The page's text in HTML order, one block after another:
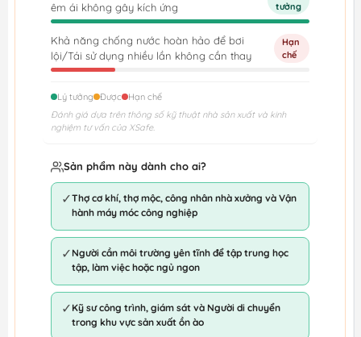
êm ái không gây kích ứng
tưởng
Khả năng chống nước hoàn hảo để bơi
lội/Tái sử dụng nhiều lần không cần thay
Hạn
chế
Lý tưởng Được
Hạn chế
Đánh giá dựa trên thông số kỹ thuật nhà sản xuất và kinh
nghiệm tư vấn của XSafe.
Sản phẩm này dành cho ai?
✓Thợ cơ khí, thợ mộc, công nhân nhà xưởng và Vận
hành máy móc công nghiệp
✓ Người cần môi trường yên tĩnh để tập trung học
tập, làm việc hoặc ngủ ngon
✓ Kỹ sư công trình, giám sát và Người di chuyển
trong khu vực sản xuất ồn ào